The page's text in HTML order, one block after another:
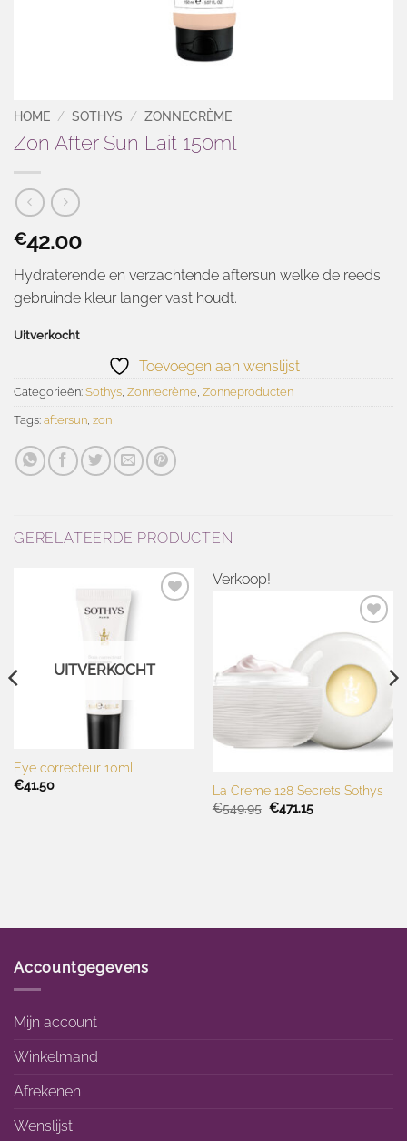
HOME / SOTHYS / ZONNECRÈME
Zon After Sun Lait 150ml
€42.00
Hydraterende en verzachtende aftersun welke de reeds
gebruinde kleur langer vast houdt.
Uitverkocht
Toevoegen aan wenslijst
Categorieën: Sothys, Zonnecrème, Zonneproducten
Tags: aftersun, zon
GERELATEERDE PRODUCTEN
UITVERKOCHT
Eye correcteur 10ml
€41.50
Verkoop!
Toevoegen
wenslijst
La Creme 128 Secrets Sothys
€549.95 Oorspronkelijke
prijs
€471.15Huidige
prijs
Accountgegevens
Mijn account
Winkelmand
Afrekenen
Wenslijst